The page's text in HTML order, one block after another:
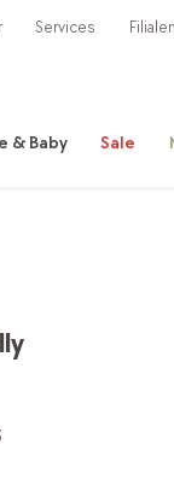
& Baby Sale
Services Filialen